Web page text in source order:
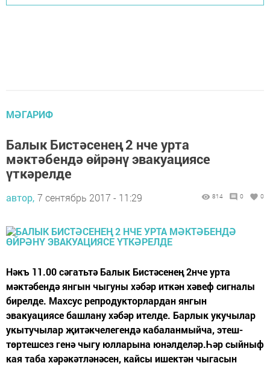
МӘГАРИФ
Балык Бистәсенең 2 нче урта
мәктәбендә өйрәнү эвакуациясе
үткәрелде
автор, 7 сентябрь 2017 - 11:29 814 0 0
Нәкъ 11.00 сәгатьтә Балык Бистәсенең 2нче урта
мәктәбендә янгын чыгуны хәбәр иткән хәвеф сигналы
бирелде. Махсус репродукторлардан янгын
эвакуациясе башлану хәбәр ителде. Барлык укучылар
укытучылар җитәкчелегендә кабаланмыйча, этеш-
төртешсез генә чыгу юлларына юнәлделәр.Һәр сыйныф
кая таба хәрәкәтләнәсен, кайсы ишектән чыгасын